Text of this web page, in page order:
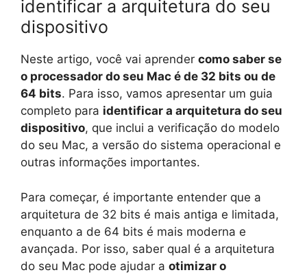
identificar a arquitetura do seu
dispositivo
Neste artigo, você vai aprender como saber se
o processador do seu Mac é de 32 bits ou de
64 bits. Para isso, vamos apresentar um guia
completo para identificar a arquitetura do seu
dispositivo, que inclui a verificação do modelo
do seu Mac, a versão do sistema operacional e
outras informações importantes.
Para começar, é importante entender que a
arquitetura de 32 bits é mais antiga e limitada,
enquanto a de 64 bits é mais moderna e
avançada. Por isso, saber qual é a arquitetura
do seu Mac pode ajudar a otimizar o